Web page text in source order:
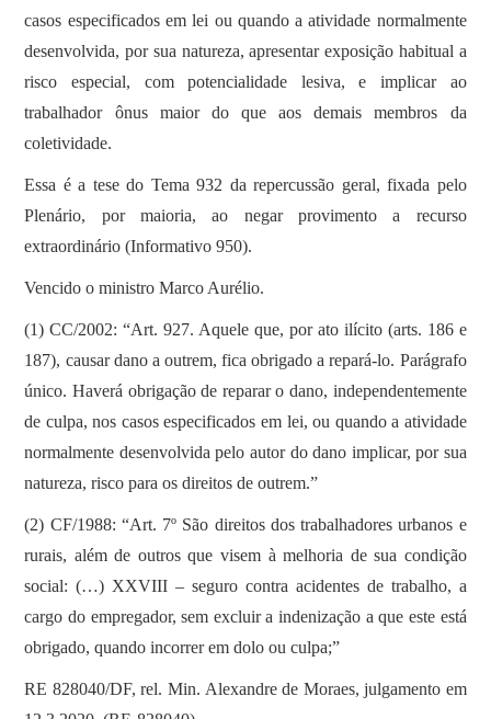
casos especificados em lei ou quando a atividade normalmente
desenvolvida, por sua natureza, apresentar exposição habitual a
risco especial, com potencialidade lesiva, e implicar ao
trabalhador ônus maior do que aos demais membros da
coletividade.
Essa é a tese do Tema 932 da repercussão geral, fixada pelo
Plenário, por maioria, ao negar provimento a recurso
extraordinário (Informativo 950).
Vencido o ministro Marco Aurélio.
(1) CC/2002: “Art. 927. Aquele que, por ato ilícito (arts. 186 e
187), causar dano a outrem, fica obrigado a repará-lo. Parágrafo
único. Haverá obrigação de reparar o dano, independentemente
de culpa, nos casos especificados em lei, ou quando a atividade
normalmente desenvolvida pelo autor do dano implicar, por sua
natureza, risco para os direitos de outrem.”
(2) CF/1988: “Art. 7º São direitos dos trabalhadores urbanos e
rurais, além de outros que visem à melhoria de sua condição
social: (…) XXVIII – seguro contra acidentes de trabalho, a
cargo do empregador, sem excluir a indenização a que este está
obrigado, quando incorrer em dolo ou culpa;”
RE 828040/DF, rel. Min. Alexandre de Moraes, julgamento em